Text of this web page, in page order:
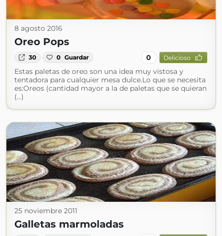
8 agosto 2016
Oreo Pops
30 0 Guardar 0 Delicioso
Estas paletas de oreo son una idea muy vistosa y
tentadora para cualquier mesa dulce.Lo que se necesita
es:Oreos (cantidad mayor a la de paletas que se quieran
(...)
25 noviembre 2011
Galletas marmoladas